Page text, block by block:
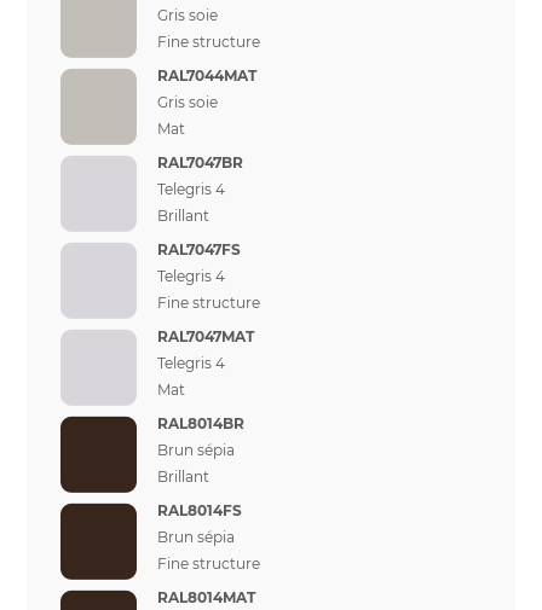
Gris soie
Fine structure
RAL7044MAT
Gris soie
Mat
RAL7047BR
Telegris 4
Brillant
RAL7047FS
Telegris 4
Fine structure
RAL7047MAT
Telegris 4
Mat
RAL8014BR
Brun sépia
Brillant
RAL8014FS
Brun sépia
Fine structure
RAL8014MAT